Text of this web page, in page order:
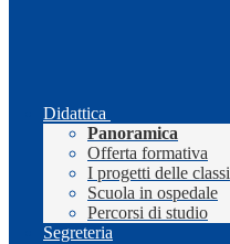
Didattica
Panoramica
Offerta formativa
I progetti delle classi
Scuola in ospedale
Percorsi di studio
Segreteria